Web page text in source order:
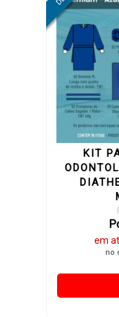
KIT
em
no